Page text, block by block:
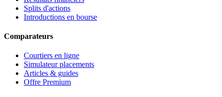
Splits d'actions
Introductions en bourse
Comparateurs
Courtiers en ligne
Simulateur placements
Articles & guides
Offre Premium